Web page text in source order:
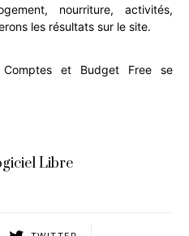
nourriture, activités,
les résultats sur le site.
et Budget Free se
Libre